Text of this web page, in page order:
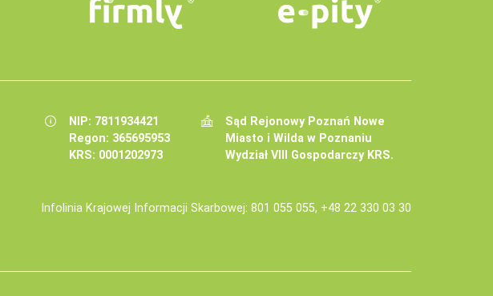
NIP: 7811934421
Regon: 365695953
KRS: 0001202973
Sąd Rejonowy Poznań Nowe
Miasto i Wilda w Poznaniu
Wydział VIII Gospodarczy KRS.
Infolinia Krajowej Informacji Skarbowej: 801 055 055, +48 22 330 03 30